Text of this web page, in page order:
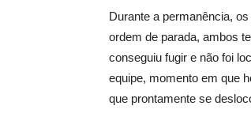
Durante a permanência,
ordem de parada, ambos
conseguiu fugir e não foi
equipe, momento em que
que prontamente se